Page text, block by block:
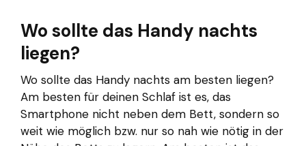
Wo sollte das Handy nachts
liegen?
Wo sollte das Handy nachts am besten liegen?
Am besten für deinen Schlaf ist es, das
Smartphone nicht neben dem Bett, sondern so
weit wie möglich bzw. nur so nah wie nötig in der